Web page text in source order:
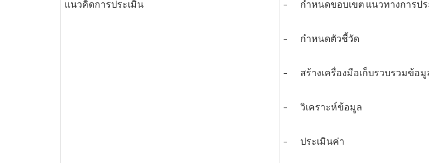
แนวคิดการประเมิน – กำหนดขอบเขต แนวทางการปร
– กำหนดตัวชี้วัด
– สร้างเครื่องมือเก็บรวบรวมข้อมู
– วิเคราะห์ข้อมูล
– ประเมินค่า